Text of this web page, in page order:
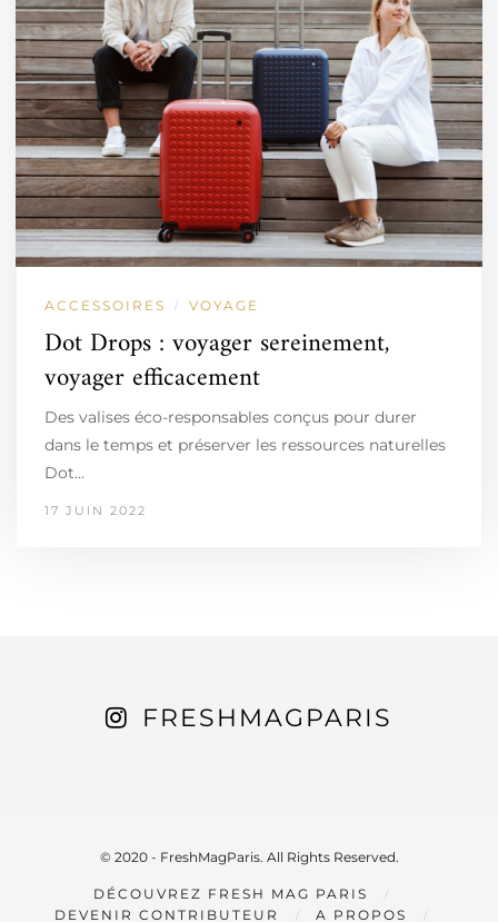
ACCESSOIRES / VOYAGE
Dot Drops : voyager sereinement,
voyager efficacement
Des valises éco-responsables conçus pour durer
dans le temps et préserver les ressources naturelles
Dot…
17 JUIN 2022
FRESHMAGPARIS
© 2020 - FreshMagParis. All Rights Reserved.
DÉCOUVREZ FRESH MAG PARIS
DEVENIR CONTRIBUTEUR
A PROPOS